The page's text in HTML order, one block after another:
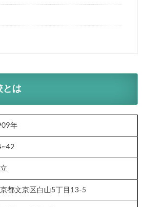
とは
年
都文京区白山5丁目13-5